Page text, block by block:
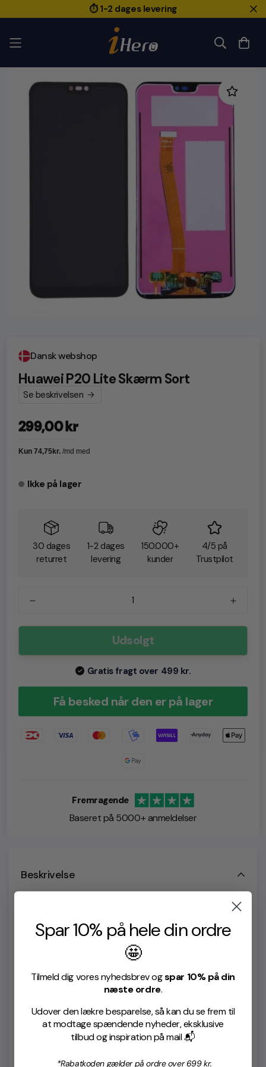
⏱️ 1-2 dages levering
Dansk webshop
Huawei P20 Lite Skærm Sort
Se beskrivelsen
Normalpris
299,00 kr
Ikke på lager
30 dages
returret
1-2 dages
levering
150.000+
kunder
4/5 på
Trustpilot
Udsolgt
Gratis fragt over 499 kr.
Få besked når den er på lager
Fremragende
Baseret på 5000+ anmeldelser
Beskrivelse
✅ Nem og hurtig at udskifte
✅ Original Huawei Reservedel
Levering & retur
Spar 10% på hele din ordre
🤩
Tilmeld dig vores nyhedsbrev ogspar 10% på din
næste ordre.
Udover den lækre besparelse, så kan du se frem til
at modtage spændende nyheder, eksklusive
tilbud og inspiration på mail 📬
*Rabatkoden gælder på ordre over 699 kr.